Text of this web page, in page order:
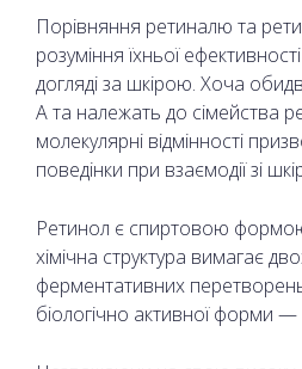
Порівняння ретиналю та
розуміння їхньої
догляді за шкірою. Хоча
А та належать до сімейства
молекулярні відмінності
поведінки при взаємодії зі
Ретинол є спиртовою
хімічна структура вимагає
ферментативних
біологічно активної форми —